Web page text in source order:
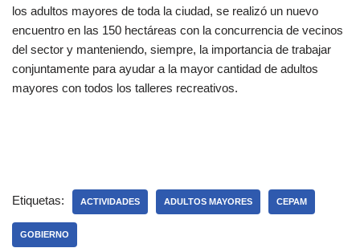
los adultos mayores de toda la ciudad, se realizó un nuevo
encuentro en las 150 hectáreas con la concurrencia de vecinos
del sector y manteniendo, siempre, la importancia de trabajar
conjuntamente para ayudar a la mayor cantidad de adultos
mayores con todos los talleres recreativos.
Etiquetas: ACTIVIDADES ADULTOS MAYORES CEPAM
GOBIERNO